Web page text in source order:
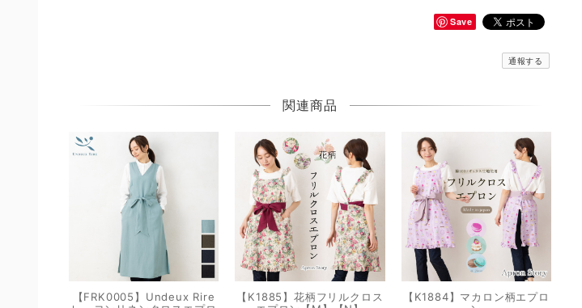
Save
通報する
関連商品
【FRK0005】Undeux Rire
【K1885】花柄フリルクロス
【K1884】マカロン柄エプロ